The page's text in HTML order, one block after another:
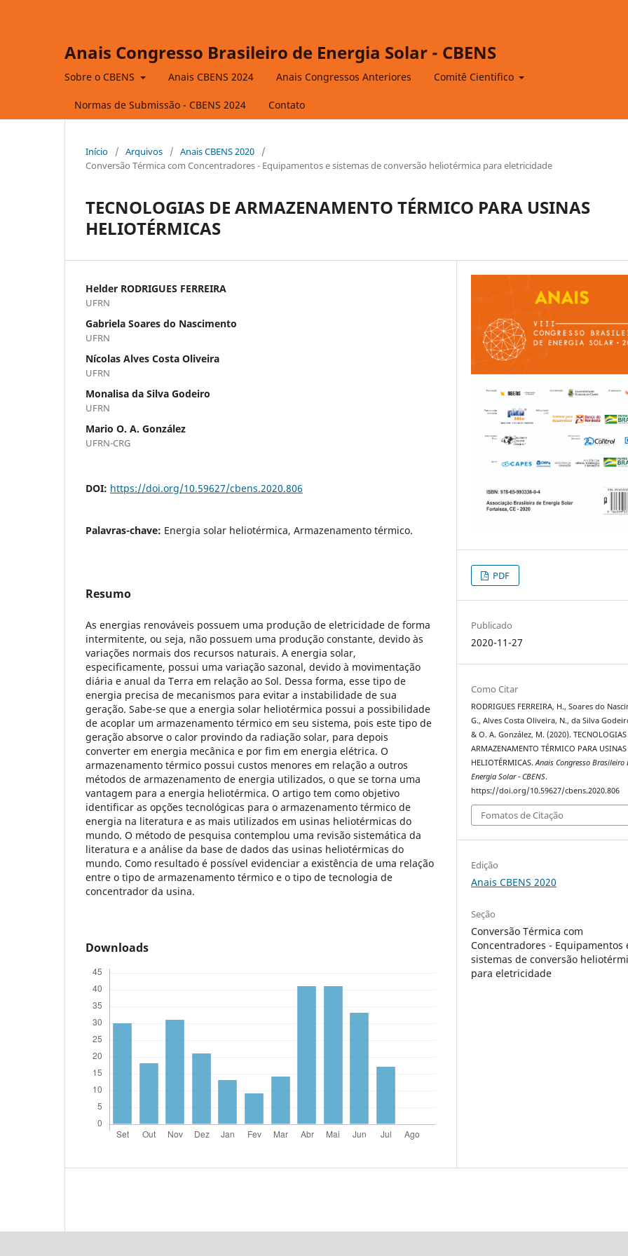
Anais Congresso Brasileiro de Energia Solar - CBENS
Sobre o CBENS Anais CBENS 2024 Anais Congressos Anteriores Comitê Cientifico
Normas de Submissão - CBENS 2024 Contato
Início / Arquivos / Anais CBENS 2020
/
Conversão Térmica com Concentradores - Equipamentos e sistemas de conversão heliotérmica para eletricidade
TECNOLOGIAS DE ARMAZENAMENTO TÉRMICO PARA USINAS
HELIOTÉRMICAS
Helder RODRIGUES FERREIRA
UFRN
Gabriela Soares do Nascimento
UFRN
Nícolas Alves Costa Oliveira
UFRN
Monalisa da Silva Godeiro
UFRN
Mario O. A. González
UFRN-CRG
DOI: https://doi.org/10.59627/cbens.2020.806
Palavras-chave: Energia solar heliotérmica, Armazenamento térmico.
Resumo
As energias renováveis possuem uma produção de eletricidade de forma
intermitente, ou seja, não possuem uma produção constante, devido às
variações normais dos recursos naturais. A energia solar,
especificamente, possui uma variação sazonal, devido à movimentação
diária e anual da Terra em relação ao Sol. Dessa forma, esse tipo de
energia precisa de mecanismos para evitar a instabilidade de sua
geração. Sabe-se que a energia solar heliotérmica possui a possibilidade
de acoplar um armazenamento térmico em seu sistema, pois este tipo de
geração absorve o calor provindo da radiação solar, para depois
converter em energia mecânica e por fim em energia elétrica. O
armazenamento térmico possui custos menores em relação a outros
métodos de armazenamento de energia utilizados, o que se torna uma
vantagem para a energia heliotérmica. O artigo tem como objetivo
identificar as opções tecnológicas para o armazenamento térmico de
energia na literatura e as mais utilizados em usinas heliotérmicas do
mundo. O método de pesquisa contemplou uma revisão sistemática da
literatura e a análise da base de dados das usinas heliotérmicas do
mundo. Como resultado é possível evidenciar a existência de uma relação
entre o tipo de armazenamento térmico e o tipo de tecnologia de
concentrador da usina.
Downloads
PDF
Publicado
2020-11-27
Como Citar
RODRIGUES FERREIRA, H., Soares do
G., Alves Costa Oliveira, N., da Silva
& O. A. González, M. (2020). TECNOLOGIAS
ARMAZENAMENTO TÉRMICO PARA USINAS
HELIOTÉRMICAS.Anais Congresso Brasileiro
Energia Solar - CBENS.
https://doi.org/10.59627/cbens.2020.806
Fomatos de Citação
Edição
Anais CBENS 2020
Seção
Conversão Térmica com
Concentradores - Equipamentos
sistemas de conversão
para eletricidade